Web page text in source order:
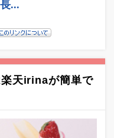
楽天irinaが簡単で